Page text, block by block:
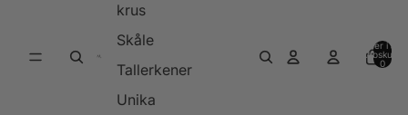
krus
Skåle
Tallerkener
Unika
Varer i alt i
0